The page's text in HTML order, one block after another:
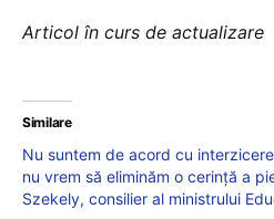
Articol în curs de actualizare
Similare
Nu suntem de acord cu
nu vrem să eliminăm o cerință a
Szekely, consilier al ministrului